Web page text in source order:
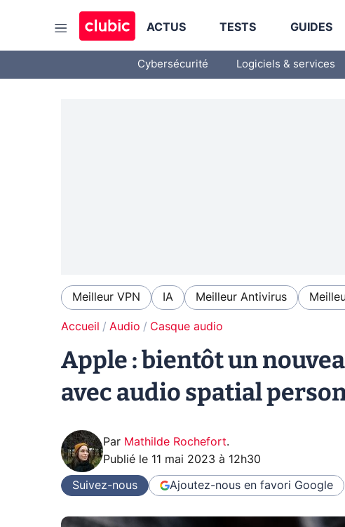
ACTUS TESTS GUIDES
Cybersécurité Logiciels & services
Meilleur VPN IA Meilleur Antivirus
Accueil Audio Casque audio
Apple : bientôt un
avec audio spatial
Par Mathilde Rochefort.
Publié le 11 mai 2023 à 12h30
Suivez-nous Ajoutez-nous en favori Google